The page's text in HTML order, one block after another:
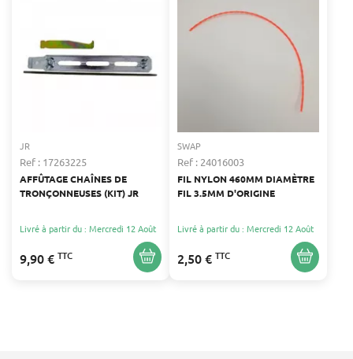
JR
Ref : 17263225
AFFÛTAGE CHAÎNES DE
TRONÇONNEUSES (KIT) JR
Livré à partir du : Mercredi 12 Août
9,90 € TTC
SWAP
Ref : 24016003
FIL NYLON 460MM DIAMÈTRE
FIL 3.5MM D'ORIGINE
Livré à partir du : Mercredi 12 Août
2,50 € TTC